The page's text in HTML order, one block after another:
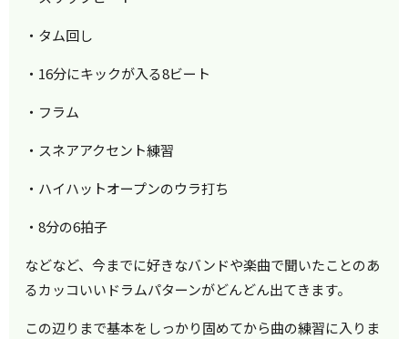
・タム回し
・16分にキックが入る8ビート
・フラム
・スネアアクセント練習
・ハイハットオープンのウラ打ち
・8分の6拍子
などなど、今までに好きなバンドや楽曲で聞いたことのあ
るカッコいいドラムパターンがどんどん出てきます。
この辺りまで基本をしっかり固めてから曲の練習に入りま